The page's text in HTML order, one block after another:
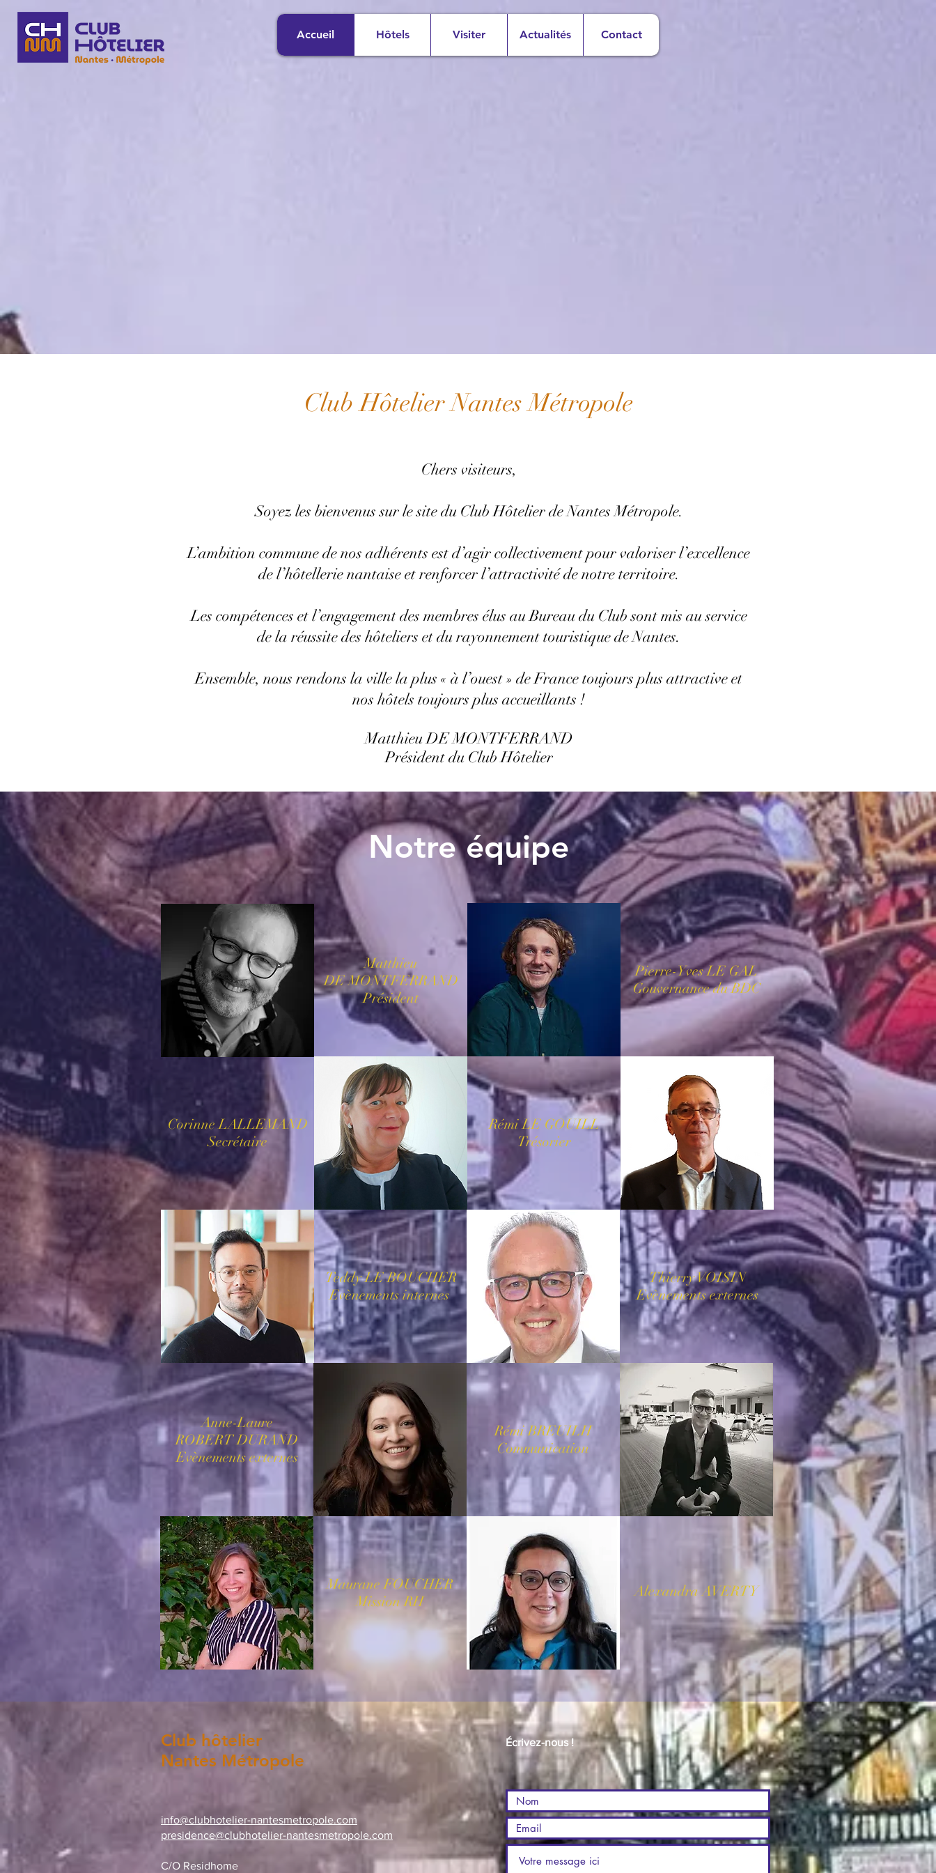
Accueil Hôtels Visiter Actualités Contact
Club Hôtelier Nantes Métropole
Chers visiteurs,
Soyez les bienvenus sur le site du Club Hôtelier de Nantes Métropole.
L’ambition commune de nos adhérents est d’agir collectivement pour valoriser l’excellence
de l’hôtellerie nantaise et renforcer l’attractivité de notre territoire.
Les compétences et l’engagement des membres élus au Bureau du Club sont mis au service
de la réussite des hôteliers et du rayonnement touristique de Nantes.
Ensemble, nous rendons la ville la plus « à l’ouest » de France toujours plus attractive et
nos hôtels toujours plus accueillants !
Matthieu DE MONTFERRAND
Président du Club Hôtelier
Notre équipe
Corinne LALLEMAND
Secrétaire
Matthieu
DE MONTFERRAND
Président
Pierre-Yves LE GAL
Gouvernance du BDC
Rémi LE GOUILL
Trésorier
Teddy LE BOUCHER
Evènements internes
Anne-Laure
ROBERT DURAND
Evènements externes
Rémi BREUILH
Communication
Maurane FOUCHER
Mission RH
Thierry VOISIN
Evènements externes
Alexandra AVERTY
Club hôtelier
Nantes Métropole
Écrivez-nous !
info@clubhotelier-nantesmetropole.com
presidence@clubhotelier-nantesmetropole.com
C/O Residhome